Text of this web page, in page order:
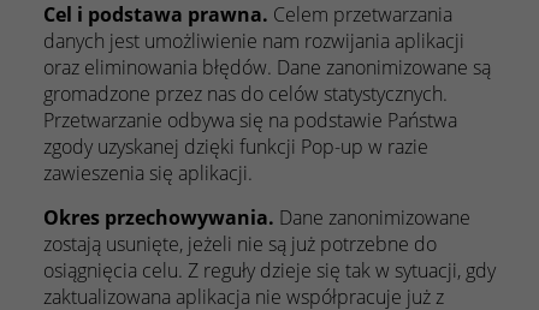
Cel i podstawa prawna. Celem przetwarzania
danych jest umożliwienie nam rozwijania aplikacji
oraz eliminowania błędów. Dane zanonimizowane są
gromadzone przez nas do celów statystycznych.
Przetwarzanie odbywa się na podstawie Państwa
zgody uzyskanej dzięki funkcji Pop-up w razie
zawieszenia się aplikacji.
Okres przechowywania. Dane zanonimizowane
zostają usunięte, jeżeli nie są już potrzebne do
osiągnięcia celu. Z reguły dzieje się tak w sytuacji, gdy
zaktualizowana aplikacja nie współpracuje już z